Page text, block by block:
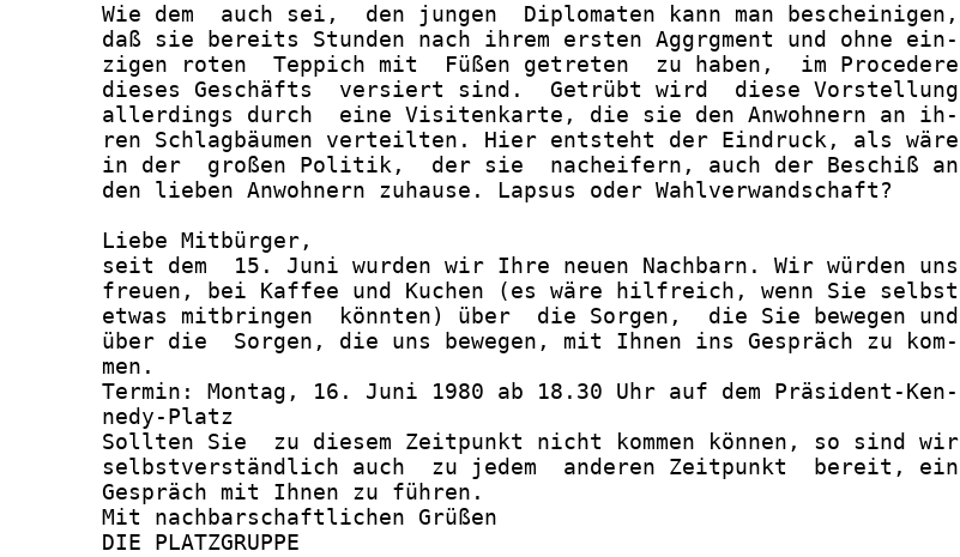
       Wie dem  auch sei,  den jungen  Diplomaten kann man bescheinigen,
       daß sie bereits Stunden nach ihrem ersten Aggrgment und ohne ein-
       zigen roten  Teppich mit  Füßen getreten  zu haben,  im Procedere
       dieses Geschäfts  versiert sind.  Getrübt wird  diese Vorstellung
       allerdings durch  eine Visitenkarte, die sie den Anwohnern an ih-
       ren Schlagbäumen verteilten. Hier entsteht der Eindruck, als wäre
       in der  großen Politik,  der sie  nacheifern, auch der Beschiß an
       den lieben Anwohnern zuhause. Lapsus oder Wahlverwandschaft?
       Liebe Mitbürger,
       seit dem  15. Juni wurden wir Ihre neuen Nachbarn. Wir würden uns
       freuen, bei Kaffee und Kuchen (es wäre hilfreich, wenn Sie selbst
       etwas mitbringen  könnten) über  die Sorgen,  die Sie bewegen und
       über die  Sorgen, die uns bewegen, mit Ihnen ins Gespräch zu kom-
       men.
       Termin: Montag, 16. Juni 1980 ab 18.30 Uhr auf dem Präsident-Ken-
       nedy-Platz
       Sollten Sie  zu diesem Zeitpunkt nicht kommen können, so sind wir
       selbstverständlich auch  zu jedem  anderen Zeitpunkt  bereit, ein
       Gespräch mit Ihnen zu führen.
       Mit nachbarschaftlichen Grüßen
       DIE PLATZGRUPPE